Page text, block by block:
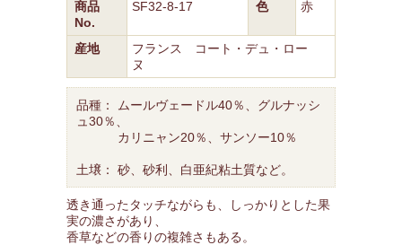
商品
No.
SF32-8-17 色 赤
産地
フランス コート・デュ・ロー
ヌ
品種： ムールヴェードル40％、グルナッシ
ュ30％、
カリニャン20％、サンソー10％
土壌： 砂、砂利、白亜紀粘土質など。
透き通ったタッチながらも、しっかりとした果
実の濃さがあり、
香草などの香りの複雑さもある。